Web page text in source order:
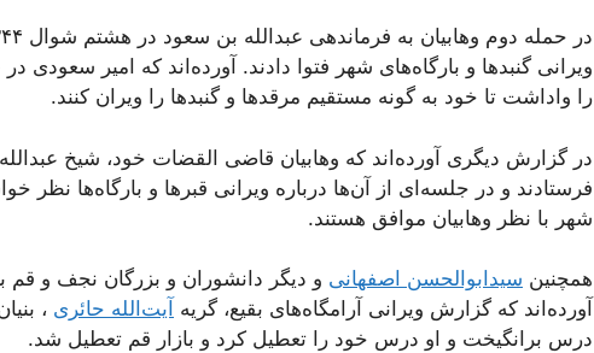
ویرانی گنبدها و بارگاه‌های شهر فتوا دادند. آورده‌اند که امیر سعودی
را واداشت تا خود به گونه مستقیم مرقدها و گنبدها را ویران کنند.
در گزارش دیگری آورده‌اند که وهابیان قاضی القضات خود، شیخ عبدالله
فرستادند و در جلسه‌ای از آن‌ها درباره ویرانی قبرها و بارگاه‌ها نظر
شهر با نظر وهابیان موافق هستند.
همچنین سیدابوالحسن اصفهانی و دیگر دانشوران و بزرگان نجف و قم
آورده‌اند که گزارش ویرانی آرامگاه‌های بقیع، گریه آیت‌الله حائری ،
درس برانگیخت و او درس خود را تعطیل کرد و بازار قم تعطیل شد.